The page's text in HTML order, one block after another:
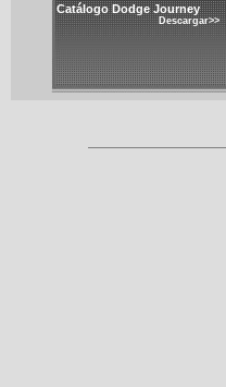
Catálogo Dodge Journey
Descargar>>